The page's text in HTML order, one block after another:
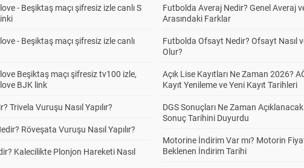
- Beşiktaş maçı şifresiz izle canlı S
- Beşiktaş maçı şifresiz izle canlı
Beşiktaş maçı şifresiz tv100 izle,
BJK link
Trivela Vuruşu Nasıl Yapılır?
Röveşata Vuruşu Nasıl Yapılır?
Kalecilikte Plonjon Hareketi Nasıl
Futbolda Averaj Nedir? Genel Averaj
Arasındaki Farklar
Futbolda Ofsayt Nedir? Ofsayt Nasıl
Olur?
Açık Lise Kayıtları Ne Zaman 2026?
Kayıt Yenileme ve Yeni Kayıt Tarihleri
DGS Sonuçları Ne Zaman
Sonuç Tarihini Duyurdu
Motorine İndirim Var mı? Motorin
Beklenen İndirim Tarihi